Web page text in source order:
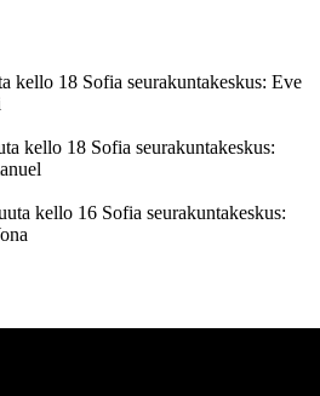
kello 18 Sofia seurakuntakeskus: Eve
kello 18 Sofia seurakuntakeskus:
kello 16 Sofia seurakuntakeskus: